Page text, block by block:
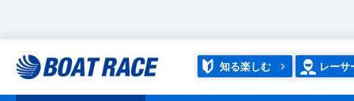
知る楽しむ レーサ